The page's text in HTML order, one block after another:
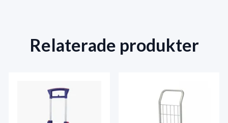
Relaterade produkter